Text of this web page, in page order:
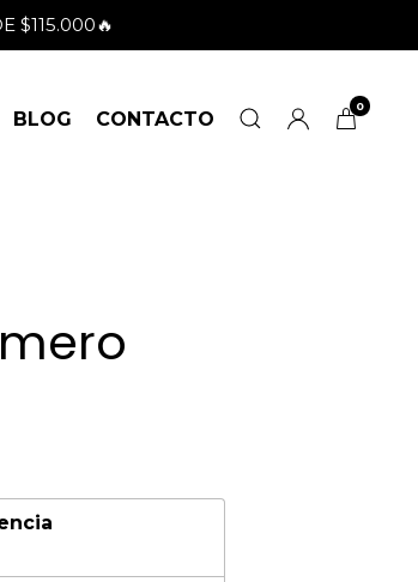
$115.000🔥
BLOG CONTACTO
0